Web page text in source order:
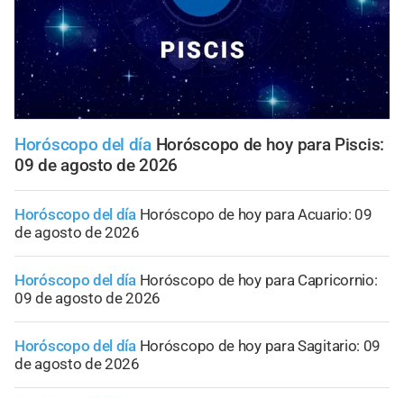
Horóscopo del día Horóscopo de hoy para Piscis:
09 de agosto de 2026
Horóscopo del día Horóscopo de hoy para Acuario: 09
de agosto de 2026
Horóscopo del día Horóscopo de hoy para Capricornio:
09 de agosto de 2026
Horóscopo del día Horóscopo de hoy para Sagitario: 09
de agosto de 2026